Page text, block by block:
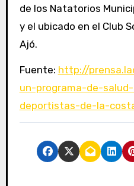
de los Natatorios
y el ubicado en el Club
Ajó.
Fuente: http://
un-programa-de-
deportistas-de-la-